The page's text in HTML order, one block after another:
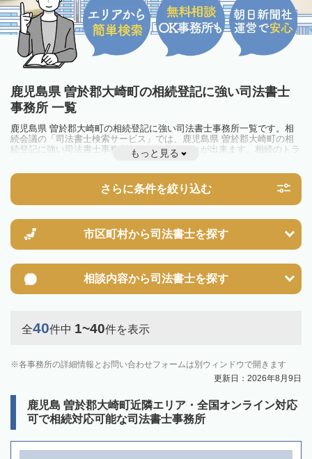
鹿児島県 曽於郡大崎町の相続登記に強い司法書士
事務所 一覧
鹿児島県 曽於郡大崎町の相続登記に強い司法書士事務所一覧です。相
続会議の「司法書士検索サービス」では、鹿児島県 曽於郡大崎町の相
続登記に強い司法書士事務所を一覧で見ることが出来ます。相続のトラ
ブルやお悩みを抱えている方は一度近隣の司法書士に相談してみましょ
2024年4月1日から相続登記が義務化されました。
不動産を相続した場合、相続を知った日から3年以内に登記しないと、
10万円以下の過料が科せられるため、速やかな手続きが必要です。義務
相続登記は法律で定められており、司法書士に依頼すれば手間を省けま
す。その他の相続手続きも任せることが可能です。
また、義務化に伴い、相続人申告登記制度が創設されました。遺産分割
ましょう。司法書士への相談も可能です。
もっと見る
さらに条件を絞り込む
市区町村から司法書士を探す
相談内容から司法書士を探す
全40件中 1~40件を表示
各事務所の詳細情報とお問い合わせフォームは別ウィンドウで開きます
更新日：2026年8月9日
鹿児島 曽於郡大崎町近隣エリア・全国オンライン対応
可で相続対応可能な司法書士事務所